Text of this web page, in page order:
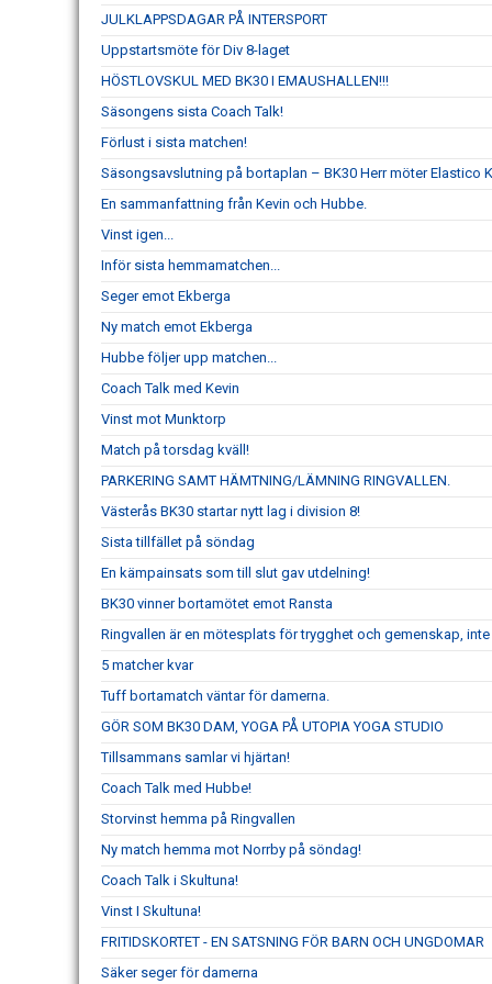
JULKLAPPSDAGAR PÅ INTERSPORT
Uppstartsmöte för Div 8-laget
HÖSTLOVSKUL MED BK30 I EMAUSHALLEN!!!
Säsongens sista Coach Talk!
Förlust i sista matchen!
Säsongsavslutning på bortaplan – BK30 Herr möter Elastico
En sammanfattning från Kevin och Hubbe.
Vinst igen...
Inför sista hemmamatchen...
Seger emot Ekberga
Ny match emot Ekberga
Hubbe följer upp matchen...
Coach Talk med Kevin
Vinst mot Munktorp
Match på torsdag kväll!
PARKERING SAMT HÄMTNING/LÄMNING RINGVALLEN.
Västerås BK30 startar nytt lag i division 8!
Sista tillfället på söndag
En kämpainsats som till slut gav utdelning!
BK30 vinner bortamötet emot Ransta
Ringvallen är en mötesplats för trygghet och gemenskap,
5 matcher kvar
Tuff bortamatch väntar för damerna.
GÖR SOM BK30 DAM, YOGA PÅ UTOPIA YOGA STUDIO
Tillsammans samlar vi hjärtan!
Coach Talk med Hubbe!
Storvinst hemma på Ringvallen
Ny match hemma mot Norrby på söndag!
Coach Talk i Skultuna!
Vinst I Skultuna!
FRITIDSKORTET - EN SATSNING FÖR BARN OCH UNGDOMAR
Säker seger för damerna